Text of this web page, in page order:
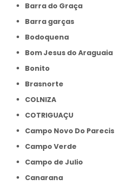
Barra do Graça
Barra garças
Bodoquena
Bom Jesus do Araguaia
Bonito
Brasnorte
COLNIZA
COTRIGUAÇU
Campo Novo Do Parecis
Campo Verde
Campo de Julio
Canarana